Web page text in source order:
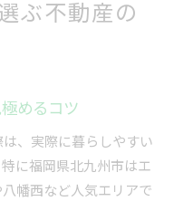
ぶ不動産の
めるコツ
、実際に暮らしやすい
に福岡県北九州市はエ
幡西など人気エリアで